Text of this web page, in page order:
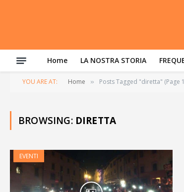
Home LA NOSTRA STORIA
YOU ARE AT: Home » Posts Tagged "diretta" (Page
BROWSING: DIRETTA
EVENTI